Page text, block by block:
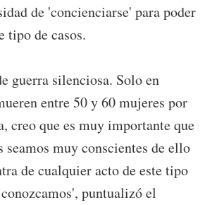
de 'concienciarse' para poder
tipo de casos.
guerra silenciosa. Solo en
entre 50 y 60 mujeres por
creo que es muy importante que
seamos muy conscientes de ello
de cualquier acto de este tipo
puntualizó el